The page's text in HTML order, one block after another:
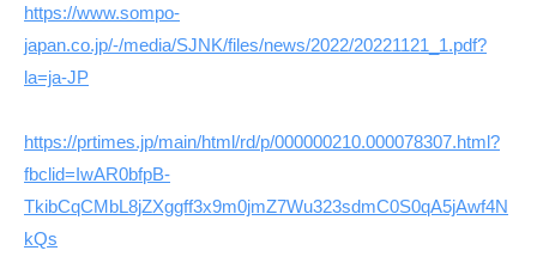
https://www.sompo-
japan.co.jp/-/media/SJNK/files/news/2022/20221121_1.pdf?
la=ja-JP
https://prtimes.jp/main/html/rd/p/000000210.000078307.html?
fbclid=IwAR0bfpB-
TkibCqCMbL8jZXggff3x9m0jmZ7Wu323sdmC0S0qA5jAwf4N
kQs